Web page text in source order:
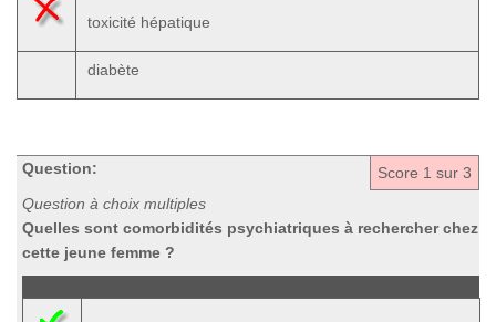
toxicité hépatique
diabète
Score 1 sur 3
Question:
Question à choix multiples
Quelles sont comorbidités psychiatriques à rechercher chez
cette jeune femme ?